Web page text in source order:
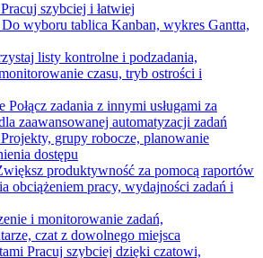
Pracuj szybciej i łatwiej
Do wyboru tablica Kanban, wykres Gantta,
listy kontrolne i podzadania,
czasu, tryb ostrości i
Połącz zadania z innymi usługami za
zaawansowanej automatyzacji zadań
Projekty, grupy robocze, planowanie
dostępu
produktywność za pomocą raportów
obciążeniem pracy, wydajności zadań i
i monitorowanie zadań,
czat z dowolnego miejsca
Pracuj szybciej dzięki czatowi,